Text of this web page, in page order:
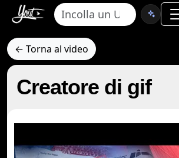
← Torna al video
Creatore di gif